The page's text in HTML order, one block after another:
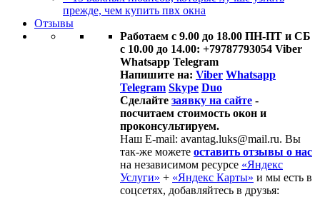
прежде, чем купить пвх окна
Отзывы
Работаем с 9.00 до 18.00 ПН-ПТ и СБ
с 10.00 до 14.00: +79787793054 Viber
Whatsapp Telegram
Напишите на: Viber Whatsapp
Telegram Skype Duo
Сделайте заявку на сайте -
посчитаем стоимость окон и
проконсультируем.
Наш E-mail: avantag.luks@mail.ru. Вы
так-же можете оставить отзывы о нас
на независимом ресурсе «Яндекс
Услуги» + «Яндекс Карты» и мы есть в
соцсетях, добавляйтесь в друзья: